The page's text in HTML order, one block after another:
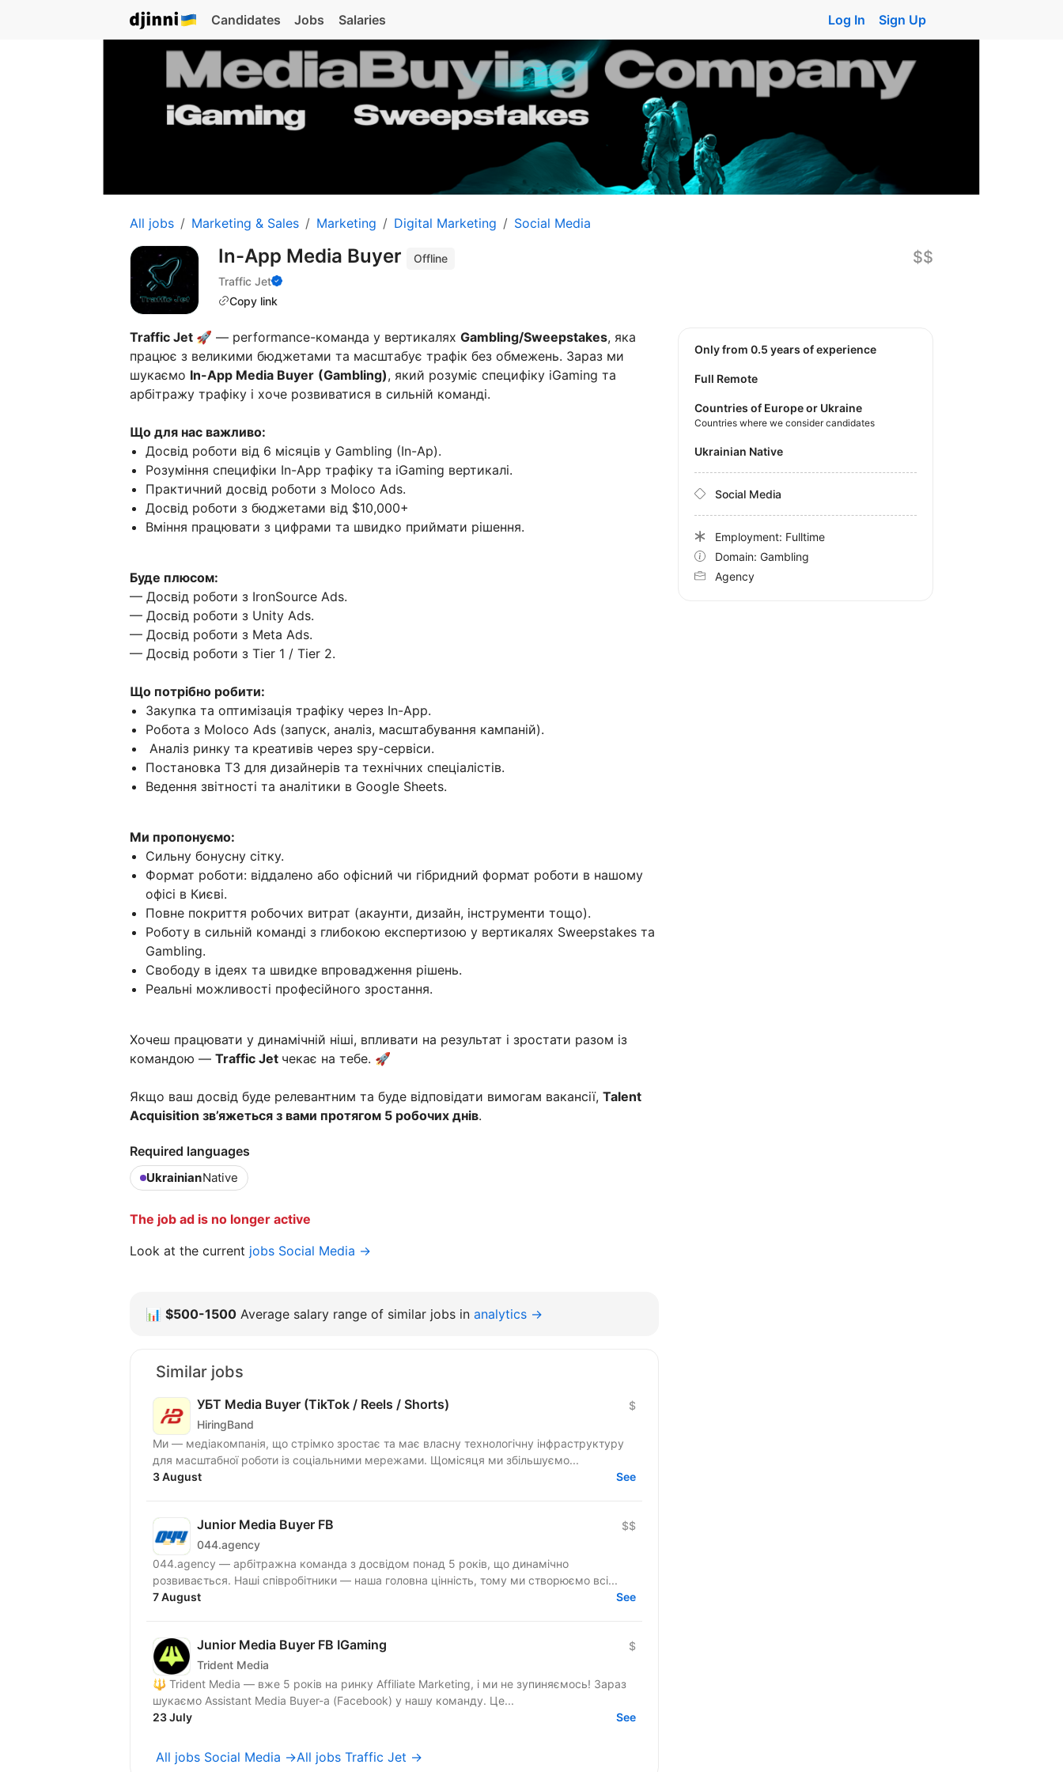
Candidates Jobs Salaries Log In Sign Up
All jobs Marketing & Sales Marketing Digital Marketing Social Media
In-App Media Buyer
Offline
Traffic Jet
Copy link
$$
Traffic Jet 🚀 — performance-команда у вертикалях Gambling/Sweepstakes, яка
працює з великими бюджетами та масштабує трафік без обмежень. Зараз ми
шукаємо In-App Media Buyer (Gambling), який розуміє специфіку iGaming та
арбітражу трафіку і хоче розвиватися в сильній команді.
Що для нас важливо:
Досвід роботи від 6 місяців у Gambling (In-Ap).
Розуміння специфіки In-App трафіку та iGaming вертикалі.
Практичний досвід роботи з Moloco Ads.
Досвід роботи з бюджетами від $10,000+
Вміння працювати з цифрами та швидко приймати рішення.
Буде плюсом:
— Досвід роботи з IronSource Ads.
— Досвід роботи з Unity Ads.
— Досвід роботи з Meta Ads.
— Досвід роботи з Tier 1 / Tier 2.
Що потрібно робити:
Закупка та оптимізація трафіку через In-App.
Робота з Moloco Ads (запуск, аналіз, масштабування кампаній).
Аналіз ринку та креативів через spy-сервіси.
Постановка ТЗ для дизайнерів та технічних спеціалістів.
Ведення звітності та аналітики в Google Sheets.
Ми пропонуємо:
Сильну бонусну сітку.
Формат роботи: віддалено або офісний чи гібридний формат роботи в нашому
офісі в Києві.
Повне покриття робочих витрат (акаунти, дизайн, інструменти тощо).
Роботу в сильній команді з глибокою експертизою у вертикалях Sweepstakes та
Gambling.
Свободу в ідеях та швидке впровадження рішень.
Реальні можливості професійного зростання.
Хочеш працювати у динамічній ніші, впливати на результат і зростати разом із
командою — Traffic Jet чекає на тебе. 🚀
Якщо ваш досвід буде релевантним та буде відповідати вимогам вакансії, Talent
Acquisition зв’яжеться з вами протягом 5 робочих днів.
Required languages
UkrainianNative
The job ad is no longer active
Look at the current jobs Social Media →
Only from 0.5 years of experience
Full Remote
Countries of Europe or Ukraine
Countries where we consider candidates
Ukrainian Native
Social Media
Employment: Fulltime
Domain: Gambling
Agency
📊 $500-1500 Average salary range of similar jobs in analytics →
Similar jobs
УБТ Media Buyer (TikTok / Reels / Shorts)
HiringBand
$
Ми — медіакомпанія, що стрімко зростає та має власну технологічну інфраструктуру
для масштабної роботи із соціальними мережами. Щомісяця ми збільшуємо...
3 August
See
Junior Media Buyer FB
044.agency
$$
044.agency — арбітражна команда з досвідом понад 5 років, що динамічно
розвивається. Наші співробітники — наша головна цінність, тому ми створюємо всі...
7 August
See
Junior Media Buyer FB IGaming
Trident Media
$
🔱 Trident Media — вже 5 років на ринку Affiliate Marketing, і ми не зупиняємось! Зараз
шукаємо Assistant Media Buyer-а (Facebook) у нашу команду. Це...
23 July
See
All jobs Social Media →All jobs Traffic Jet →